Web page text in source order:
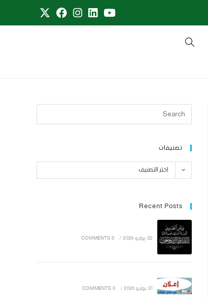
تصنيفات
اختر التصنيف
Recent Posts
22 يوليو 2026 /
0 COMMENTS
21 يوليو 2026 /
0 COMMENTS